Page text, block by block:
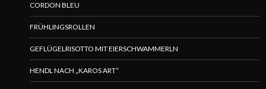
CORDON BLEU
FRÜHLINGSROLLEN
GEFLÜGELRISOTTO MIT EIERSCHWAMMERLN
HENDL NACH „KAROS ART“